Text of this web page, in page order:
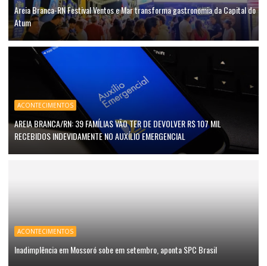
Areia Branca-RN Festival Ventos e Mar transforma gastronomia da Capital do
Atum
ACONTECIMENTOS
AREIA BRANCA/RN: 39 FAMÍLIAS VÃO TER DE DEVOLVER R$ 107 MIL
RECEBIDOS INDEVIDAMENTE NO AUXÍLIO EMERGENCIAL
ACONTECIMENTOS
Inadimplência em Mossoró sobe em setembro, aponta SPC Brasil